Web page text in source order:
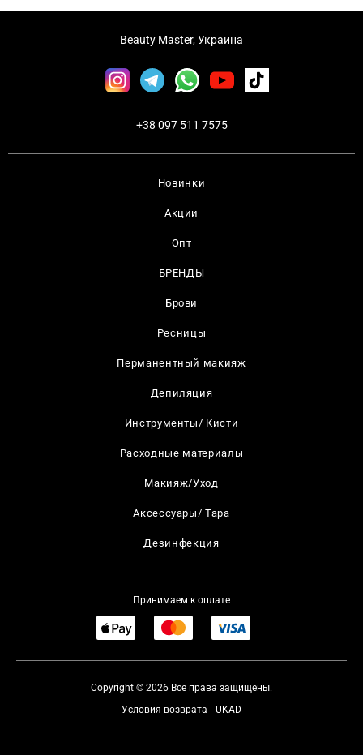
Новинки
Акции
Опт
БРЕНДЫ
Брови
Ресницы
Перманентный макияж
Депиляция
Инструменты/ Кисти
Расходные материалы
Макияж/Уход
Аксессуары/ Тара
Дезинфекция
Beauty Master, Украина
+38 097 511 7575
Принимаем к оплате
Copyright © 2026 Все права защищены.
UKAD
Условия возврата